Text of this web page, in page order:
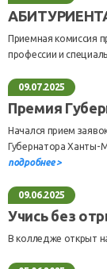
Приемная комиссия
профессии и
09.07.2025
Премия
Начался прием
Губернатора Ханты-
подробнее >
09.06.2025
Учись без
В колледже открыт